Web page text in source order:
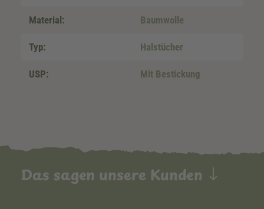
Material: Baumwolle
Typ: Halstücher
USP: Mit Bestickung
Das sagen unsere Kunden